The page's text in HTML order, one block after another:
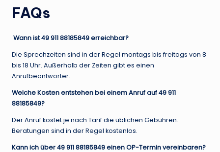
FAQs
Wann ist 49 911 88185849 erreichbar?
Die Sprechzeiten sind in der Regel montags bis freitags von 8
bis 18 Uhr. Außerhalb der Zeiten gibt es einen
Anrufbeantworter.
Welche Kosten entstehen bei einem Anruf auf 49 911
88185849?
Der Anruf kostet je nach Tarif die üblichen Gebühren.
Beratungen sind in der Regel kostenlos.
Kann ich über 49 911 88185849 einen OP-Termin vereinbaren?